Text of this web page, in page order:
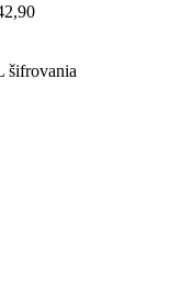
šifrovania